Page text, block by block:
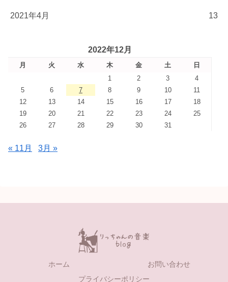
2021年4月 13
2022年12月
月 火 水 木 金 土
日
1
2 3
4
5
6 7 8 9 10
11
12
13 14 15 16 17
18
19
20 21 22 23 24
25
26
27 28 29 30 31
« 11月 3月 »
ホーム
お問い合わせ
プライバシーポリシー